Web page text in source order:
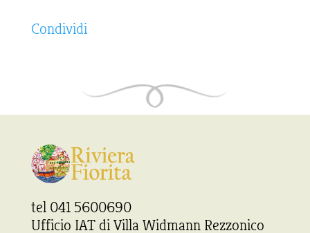
Condividi
tel 041 5600690
Ufficio IAT di Villa Widmann Rezzonico